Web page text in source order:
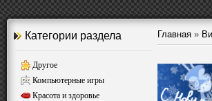
Категории раздела
Другое
Компьютерные игры
Красота и здоровье
Главная »